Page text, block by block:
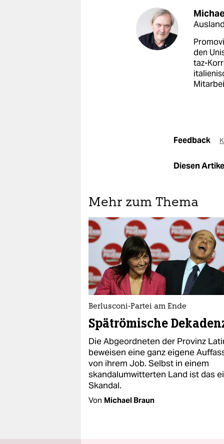
den
taz-
Feedback
Diesen
Mehr zum Thema
Berlusconi-Partei am Ende
Spätrömische
Die Abgeordneten der Provinz
beweisen eine ganz eigene
von ihrem Job. Selbst in einem
skandalumwitterten Land ist das
Skandal.
Von Michael Braun